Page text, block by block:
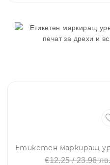
€12.25 / 23.96